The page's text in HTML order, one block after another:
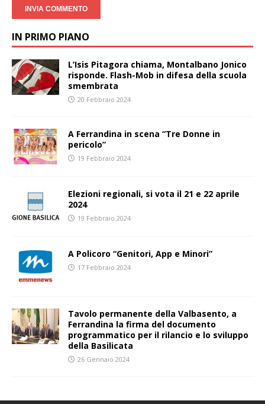
IN PRIMO PIANO
L’Isis Pitagora chiama, Montalbano Jonico
risponde. Flash-Mob in difesa della scuola
smembrata
20 Febbraio 2024
A Ferrandina in scena “Tre Donne in
pericolo”
19 Febbraio 2024
Elezioni regionali, si vota il 21 e 22 aprile
2024
19 Febbraio 2024
A Policoro “Genitori, App e Minori”
17 Febbraio 2024
Tavolo permanente della Valbasento, a
Ferrandina la firma del documento
programmatico per il rilancio e lo sviluppo
della Basilicata
26 Gennaio 2024